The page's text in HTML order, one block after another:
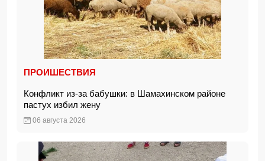
ПРОИШЕСТВИЯ
Конфликт из-за бабушки: в Шамахинском районе
пастух избил жену
06 августа 2026